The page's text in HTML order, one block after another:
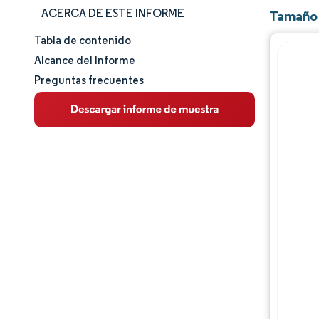
ACERCA DE ESTE INFORME
Tamaño y cuota de mercado
Análisis de mercado
Tendencias e ideas
Tabla de contenido
Alcance del Informe
Preguntas frecuentes